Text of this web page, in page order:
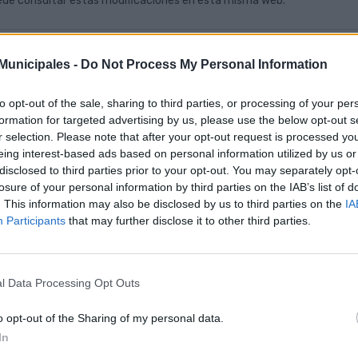
- Do Not Process My Personal Information
opt-out of the sale, sharing to third parties, or processing of your
for targeted advertising by us, please use the below opt-out
selection. Please note that after your opt-out request is processed
interest-based ads based on personal information utilized by us
to third parties prior to your opt-out. You may separately
of your personal information by third parties on the IAB’s list of
This information may also be disclosed by us to third parties on the
Participants that may further disclose it to other third parties.
Data Processing Opt Outs
opt-out of the Sharing of my personal data.
Municipales te comunica que a partir del sábado 1 de agosto,
San Juan en todas las expediciones, por el trayecto establecido
afectadas: 54
Municipales te comunica que a partir del domingo 2 de agosto
en sentido norte. Durante este intervalo de tiempo las
en Siete Palmas. Entre Siete Palmas y el Campus
circular.
consultar estas modificaciones en esta misma web.